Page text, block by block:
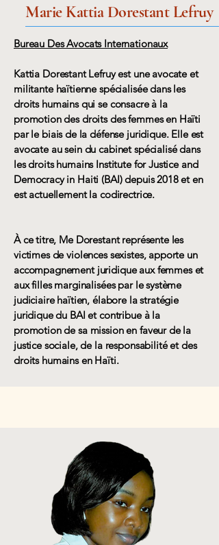
Marie Kattia Dorestant Lefruy
Bureau Des Avocats Internationaux
Kattia Dorestant Lefruy est une avocate et
militante haïtienne spécialisée dans les
droits humains qui se consacre à la
promotion des droits des femmes en Haïti
par le biais de la défense juridique. Elle est
avocate au sein du cabinet spécialisé dans
les droits humains Institute for Justice and
Democracy in Haiti (BAI) depuis 2018 et en
est actuellement la codirectrice.
À ce titre, Me Dorestant représente les
victimes de violences sexistes, apporte un
accompagnement juridique aux femmes et
aux filles marginalisées par le système
judiciaire haïtien, élabore la stratégie
juridique du BAI et contribue à la
promotion de sa mission en faveur de la
justice sociale, de la responsabilité et des
droits humains en Haïti.